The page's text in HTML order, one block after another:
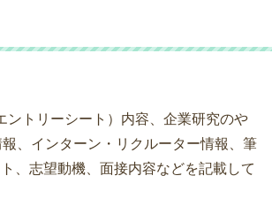
ントリーシート）内容、企業研究のや
、インターン・リクルーター情報、筆
、志望動機、面接内容などを記載して